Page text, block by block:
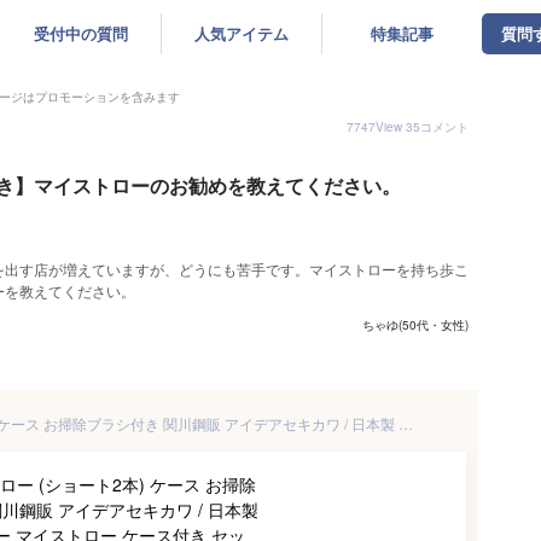
受付中の質問 人気アイテム 特集記事 質問
ジはプロモーションを含みます
7747View 35コメント
】マイストローのお勧めを教えてください。
す店が増えていますが、どうにも苦手です。マイストローを持ち歩こ
教えてください。
ちゃゆ(50代・女性)